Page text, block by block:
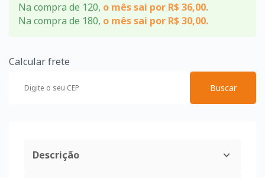
Na compra de 120, o mês sai por R$ 36,00.
Na compra de 180, o mês sai por R$ 30,00.
Calcular frete
Buscar
Descrição